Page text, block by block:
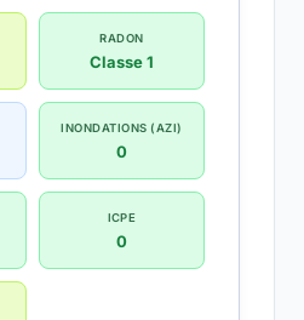
RADON
Classe 1
INONDATIONS (AZI)
0
ICPE
0